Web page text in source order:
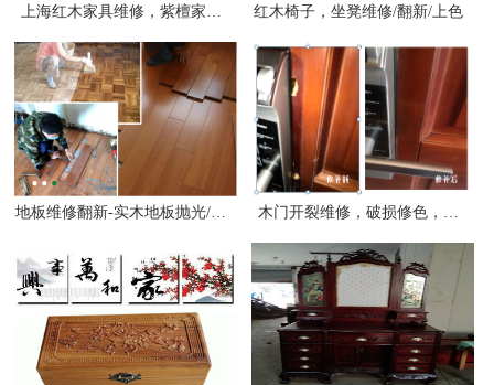
上海红木家具维修，紫檀家具保养 红木椅子，坐凳维修/翻新/上色
地板维修翻新-实木地板抛光/修补/打蜡/保养/打磨木门开裂维修，破损修色，掉漆维